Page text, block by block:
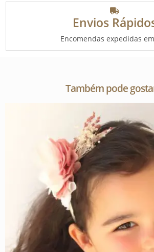
Envios
Encomendas expedidas
Também pode